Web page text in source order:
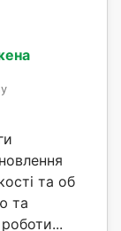
та об
та